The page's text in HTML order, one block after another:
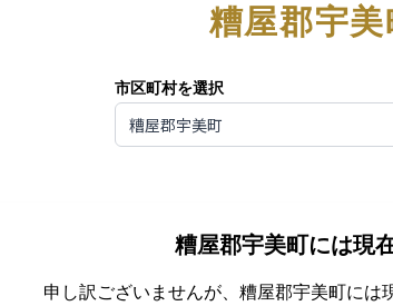
函館市
糟屋郡宇美
市区町村を選択
糟屋郡宇美町
糟屋郡宇美町には現
申し訳ございませんが、 糟屋郡宇美町には